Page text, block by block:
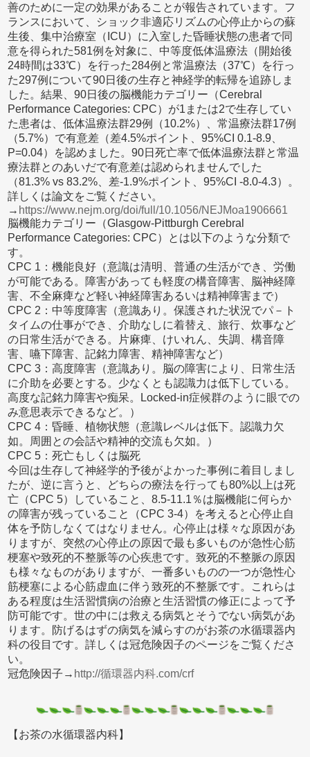
善のために一定の効果があることが報告されています。フ
ランスにおいて、ショック非適応リズムの心停止からの蘇
生後、集中治療室（ICU）に入室した昏睡状態の患者で同
意を得られた581例を対象に、中等度低体温療法（開始後
24時間は33℃）を行った284例と常温療法（37℃）を行っ
た297例について90日後の生存と神経学的転帰を追跡しま
した。結果、90日後の脳機能カテゴリー（Cerebral
Performance Categories: CPC）が1または2で生存してい
た患者は、低体温療法群29例（10.2%）、常温療法群17例
（5.7%）で有意差（差4.5%ポイント、95%CI 0.1-8.9、
P=0.04）を認めました。90日死亡率で低体温療法群と常温
療法群とのあいだで有意差は認められませんでした
（81.3% vs 83.2%、差-1.9%ポイント、95%CI -8.0-4.3）。
詳しくは論文をご覧ください。
→ https://www.nejm.org/doi/full/10.1056/NEJMoa1906661
脳機能カテゴリー（Glasgow-Pittburgh Cerebral
Performance Categories: CPC）とは以下のような分類で
す。
CPC 1：機能良好（意識は清明、普通の生活ができ、労働
が可能である。障害があっても軽度の構音障害、脳神経障
害、不全麻痺など軽い神経障害あるいは精神障害まで）
CPC 2：中等度障害（意識あり。保護された状況でパ－ト
タイムの仕事ができ、介助なしに着替え、旅行、炊事など
の日常生活ができる。片麻痺、けいれん、失調、構音障
害、嚥下障害、記銘力障害、精神障害など）
CPC 3：高度障害（意識あり。脳の障害により、日常生活
に介助を必要とする。少なくとも認識力は低下している。
高度な記銘力障害や痴呆。Locked-in症候群のように眼での
み意思表示できるなど。）
CPC 4：昏睡、植物状態（意識レベルは低下。認識力欠
如。周囲との会話や精神的交流も欠如。）
CPC 5：死亡もしくは脳死
今回は生存して神経学的予後がよかった事例に着目しまし
たが、逆に言うと、どちらの療法を行っても80%以上は死
亡（CPC 5）していること、8.5-11.1％は脳機能に何らか
の障害が残っていること（CPC 3-4）を考えると心停止自
体を予防しなくてはなりません。心停止は様々な原因があ
りますが、突然の心停止の原因で最も多いものが急性心筋
梗塞や致死的不整脈等の心疾患です。致死的不整脈の原因
も様々なものがありますが、一番多いものの一つが急性心
筋梗塞による心筋虚血に伴う致死的不整脈です。これらは
ある程度は生活習慣病の治療と生活習慣の修正によって予
防可能です。世の中には救える病気とそうでない病気があ
ります。防げるはずの病気を減らすのがお茶の水循環器内
科の役目です。詳しくは冠危険因子のページをご覧くださ
い。
冠危険因子→ http://循環器内科.com/crf
【お茶の水循環器内科】